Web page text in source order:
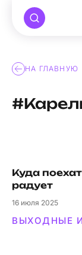
НА ГЛАВНУЮ
Куда
радует
16 июля 2025
ВЫХОДНЫЕ